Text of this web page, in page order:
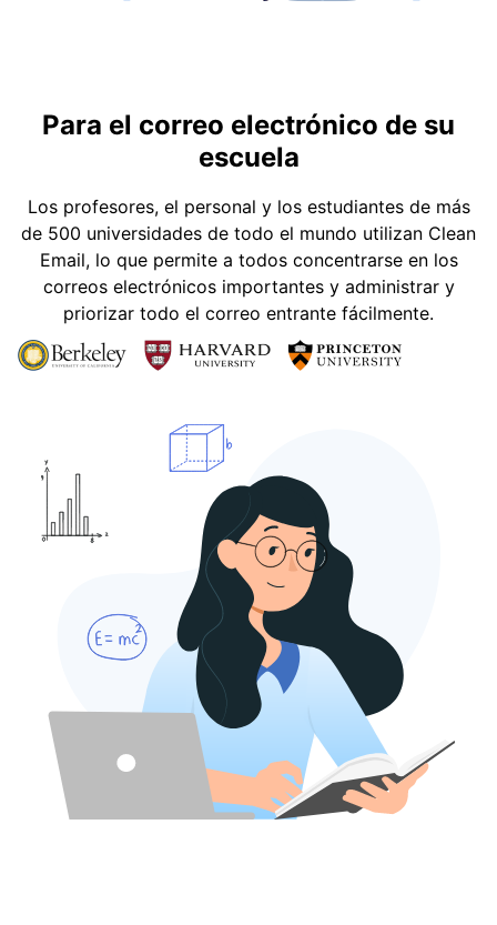
Para el correo electrónico de su
escuela
Los profesores, el personal y los estudiantes de más
de 500 universidades de todo el mundo utilizan Clean
Email, lo que permite a todos concentrarse en los
correos electrónicos importantes y administrar y
priorizar todo el correo entrante fácilmente.